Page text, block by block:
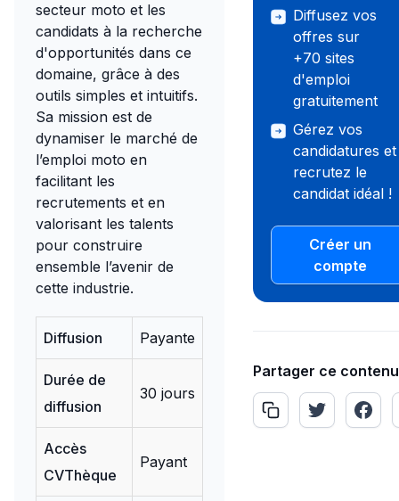
secteur moto et les
candidats à la recherche
d'opportunités dans ce
domaine, grâce à des
outils simples et intuitifs.
Sa mission est de
dynamiser le marché de
l’emploi moto en
facilitant les
recrutements et en
valorisant les talents
pour construire
ensemble l’avenir de
cette industrie.
Diffusion Payante
Durée de
diffusion
30 jours
Accès
CVThèque
Payant
Diffusez vos
offres sur
+70 sites
d'emploi
gratuitement
Gérez vos
candidatures et
recrutez le
candidat idéal !
Créer un
compte
Partager ce contenu